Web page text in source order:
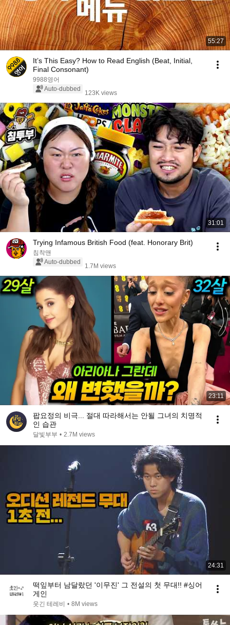
55:27
It’s This Easy? How to Read English (Beat, Initial,
Final Consonant)
9988영어
Auto-dubbed
123K views
31:01
Trying Infamous British Food (feat. Honorary Brit)
침착맨
Auto-dubbed
1.7M views
23:11
팝요정의 비극... 절대 따라해서는 안될 그녀의 치명적
인 습관
달빛부부 • 2.7M views
24:31
떡잎부터 남달랐던 '이무진' 그 전설의 첫 무대!! #싱어
게인
웃긴 테레비 • 8M views